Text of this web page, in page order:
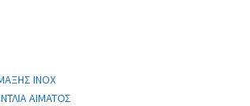
ΙΝΟΧ
ΑΙΜΑΤΟΣ